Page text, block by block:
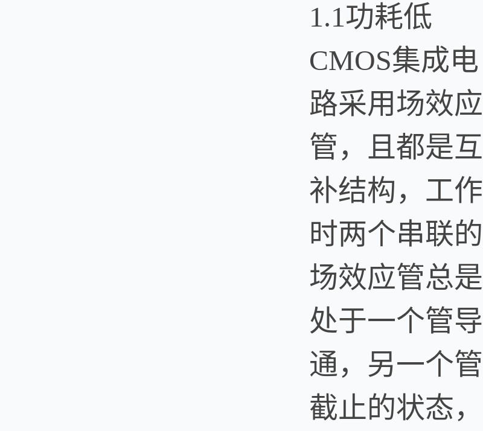
1.1功耗低
CMOS集成电
路采用场效应
管，且都是互
补结构，工作
时两个串联的
场效应管总是
处于一个管导
通，另一个管
截止的状态，